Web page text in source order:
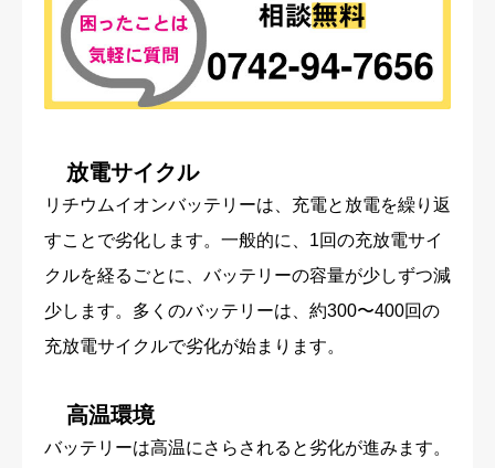
放電サイクル
リチウムイオンバッテリーは、充電と放電を繰り返
すことで劣化します。一般的に、1回の充放電サイ
クルを経るごとに、バッテリーの容量が少しずつ減
少します。多くのバッテリーは、約300〜400回の
充放電サイクルで劣化が始まります。
高温環境
バッテリーは高温にさらされると劣化が進みます。